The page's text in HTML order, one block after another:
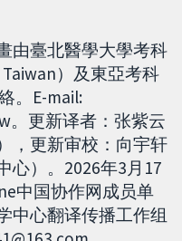
由臺北醫學大學考科
）及東亞考科
。E-mail:
。更新译者：张紫云
，更新审校：向宇轩
心）。2026年3月17
中国协作网成员单
中心翻译传播工作组